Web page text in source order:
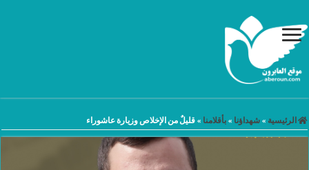
الرئيسية » شهداؤنا » بأقلامنا » قليلٌ من الإخلاص وزيارة عاشوراء